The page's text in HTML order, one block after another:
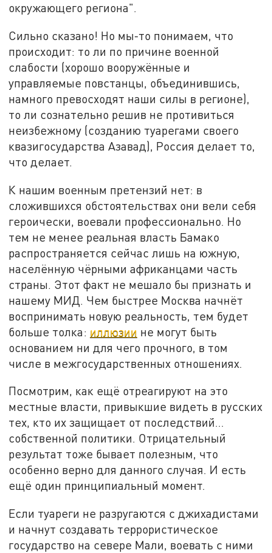
окружающего региона".
Сильно сказано! Но мы-то понимаем, что
происходит: то ли по причине военной
слабости (хорошо вооружённые и
управляемые повстанцы, объединившись,
намного превосходят наши силы в регионе),
то ли сознательно решив не противиться
неизбежному (созданию туарегами своего
квазигосударства Азавад), Россия делает то,
что делает.
К нашим военным претензий нет: в
сложившихся обстоятельствах они вели себя
героически, воевали профессионально. Но
тем не менее реальная власть Бамако
распространяется сейчас лишь на южную,
населённую чёрными африканцами часть
страны. Этот факт не мешало бы признать и
нашему МИД. Чем быстрее Москва начнёт
воспринимать новую реальность, тем будет
больше толка: иллюзии не могут быть
основанием ни для чего прочного, в том
числе в межгосударственных отношениях.
Посмотрим, как ещё отреагируют на это
местные власти, привыкшие видеть в русских
тех, кто их защищает от последствий…
собственной политики. Отрицательный
результат тоже бывает полезным, что
особенно верно для данного случая. И есть
ещё один принципиальный момент.
Если туареги не разругаются с джихадистами
и начнут создавать террористическое
государство на севере Мали, воевать с ними